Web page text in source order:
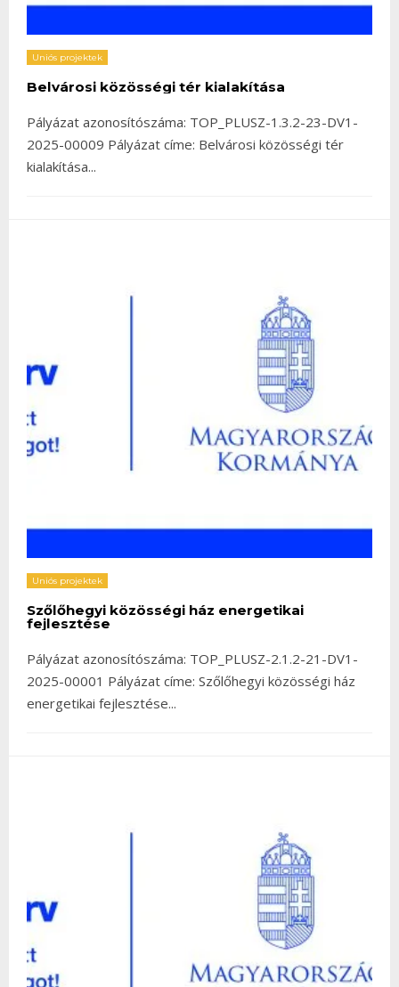
Uniós projektek
Belvárosi közösségi tér kialakítása
Pályázat azonosítószáma: TOP_PLUSZ-1.3.2-23-DV1-
2025-00009 Pályázat címe: Belvárosi közösségi tér
kialakítása...
Uniós projektek
Szőlőhegyi közösségi ház energetikai
fejlesztése
Pályázat azonosítószáma: TOP_PLUSZ-2.1.2-21-DV1-
2025-00001 Pályázat címe: Szőlőhegyi közösségi ház
energetikai fejlesztése...